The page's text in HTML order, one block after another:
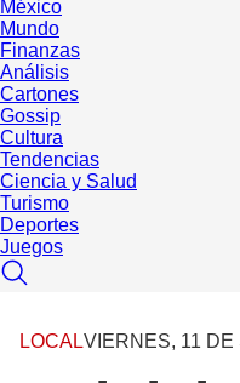
México
Mundo
Finanzas
Análisis
Cartones
Gossip
Cultura
Tendencias
Ciencia y Salud
Turismo
Deportes
Juegos
LOCALVIERNES, 11